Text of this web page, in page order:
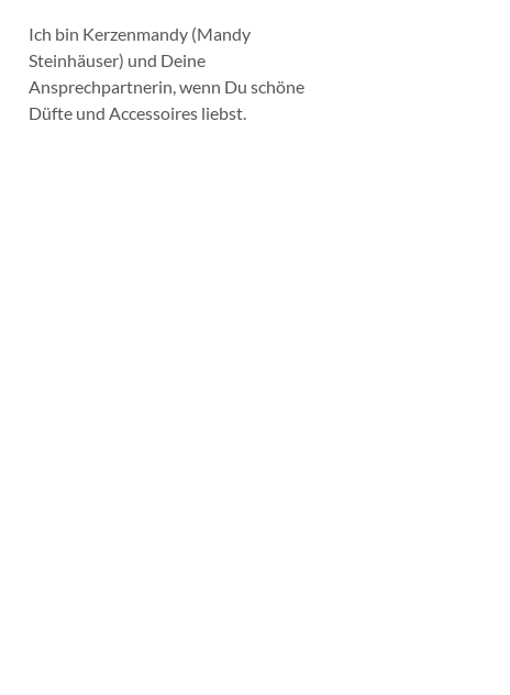
Ich bin Kerzenmandy (Mandy
Steinhäuser) und Deine
Ansprechpartnerin, wenn Du schöne
Düfte und Accessoires liebst.